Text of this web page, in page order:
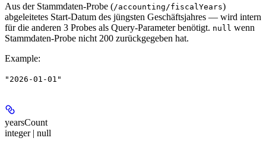
Aus der Stammdaten-Probe (/accounting/fiscalYears)
abgeleitetes Start-Datum des jüngsten Geschäftsjahres — wird intern
für die anderen 3 Probes als Query-Parameter benötigt. null wenn
Stammdaten-Probe nicht 200 zurückgegeben hat.
Example:
"2026-01-01"
yearsCount
integer | null